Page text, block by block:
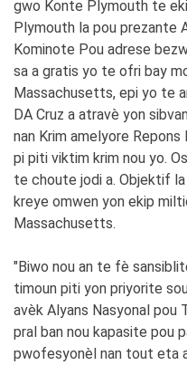
gwo Konte Plymouth te
Plymouth la pou prezante
Kominote Pou adrese
sa a gratis yo te ofri bay
Massachusetts, epi yo te
DA Cruz a atravè yon
nan Krim amelyore Repons
pi piti viktim krim nou yo.
te choute jodi a. Objektif
kreye omwen yon ekip
Massachusetts.
"Biwo nou an te fè
timoun piti yon priyorite
avèk Alyans Nasyonal pou
pral ban nou kapasite pou
pwofesyonèl nan tout eta